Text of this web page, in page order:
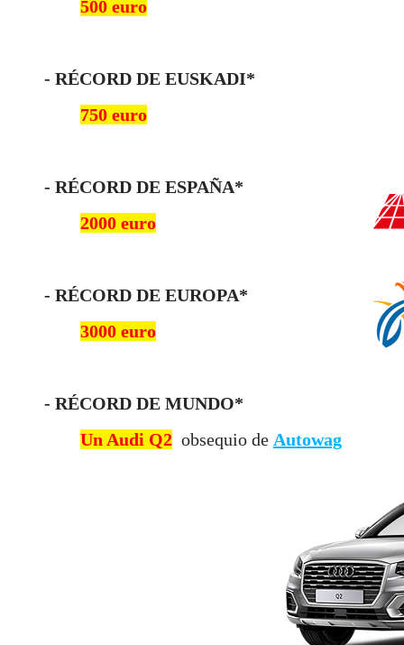
500 euro
- RÉCORD DE EUSKADI*
750 euro
- RÉCORD DE ESPAÑA*
2000 euro
- RÉCORD DE EUROPA*
3000 euro
- RÉCORD DE MUNDO*
Un Audi Q2 obsequio de Autowag